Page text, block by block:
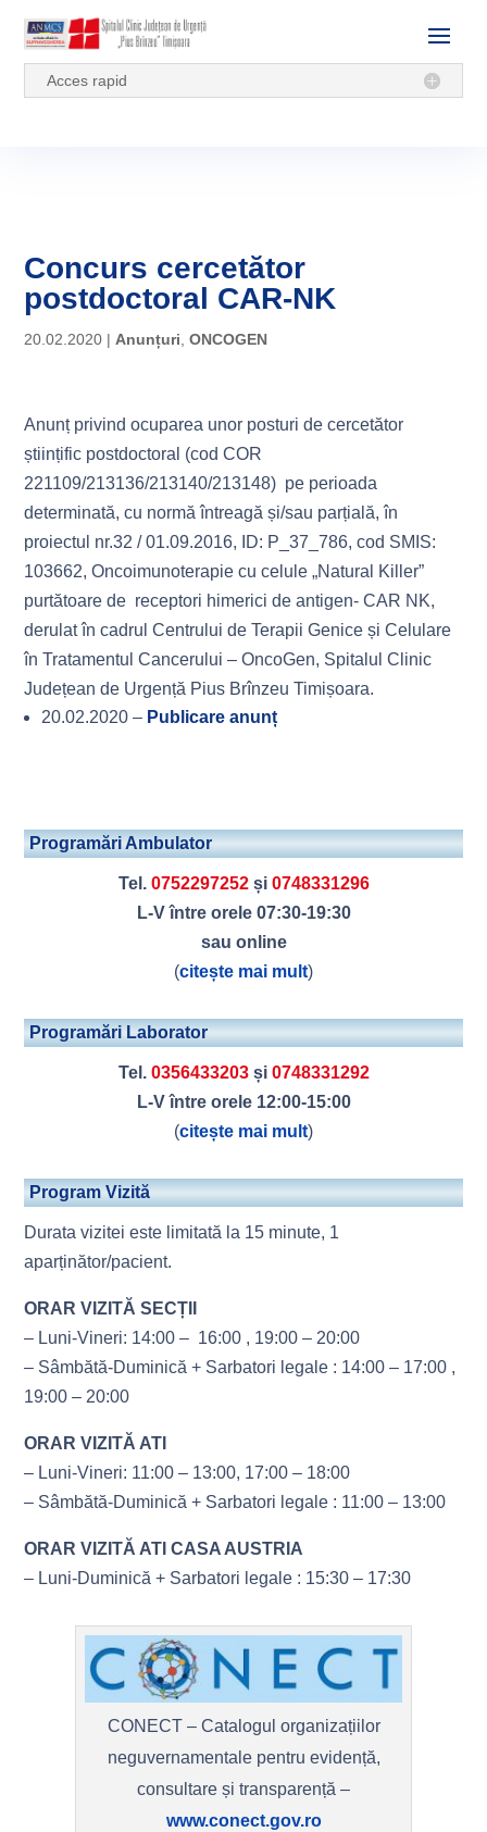
Acces rapid
Concurs cercetător
postdoctoral CAR-NK
20.02.2020 | Anunțuri ,ONCOGEN
Anunț privind ocuparea unor posturi de cercetător
științific postdoctoral (cod COR
221109/213136/213140/213148) pe perioada
determinată, cu normă întreagă și/sau parțială, în
proiectul nr.32 / 01.09.2016, ID: P_37_786, cod SMIS:
103662, Oncoimunoterapie cu celule „Natural Killer”
purtătoare de receptori himerici de antigen- CAR NK,
derulat în cadrul Centrului de Terapii Genice și Celulare
în Tratamentul Cancerului – OncoGen, Spitalul Clinic
Județean de Urgență Pius Brînzeu Timișoara.
20.02.2020 – Publicare anunț
Programări Ambulator
Tel. 0752297252și 0748331296
L-V între orele 07:30-19:30
sau online
(citește mai mult)
Programări Laborator
Tel. 0356433203și 0748331292
L-V între orele 12:00-15:00
(citește mai mult)
Program Vizită
Durata vizitei este limitată la 15 minute, 1
aparținător/pacient.
ORAR VIZITĂ SECȚII
– Luni-Vineri: 14:00 – 16:00 , 19:00 – 20:00
– Sâmbătă-Duminică + Sarbatori legale : 14:00 – 17:00 ,
19:00 – 20:00
ORAR VIZITĂ ATI
– Luni-Vineri: 11:00 – 13:00, 17:00 – 18:00
– Sâmbătă-Duminică + Sarbatori legale : 11:00 – 13:00
ORAR VIZITĂ ATI CASA AUSTRIA
– Luni-Duminică + Sarbatori legale : 15:30 – 17:30
CONECT – Catalogul organizațiilor
neguvernamentale pentru evidență,
consultare și transparență –
www.conect.gov.ro